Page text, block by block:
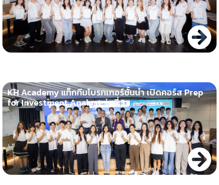
KH Academy แท็กทีมโบรกเกอร์ชั้นนำ เปิดคอร์ส Prep
for Investment Analyst รุ่นที่ 3